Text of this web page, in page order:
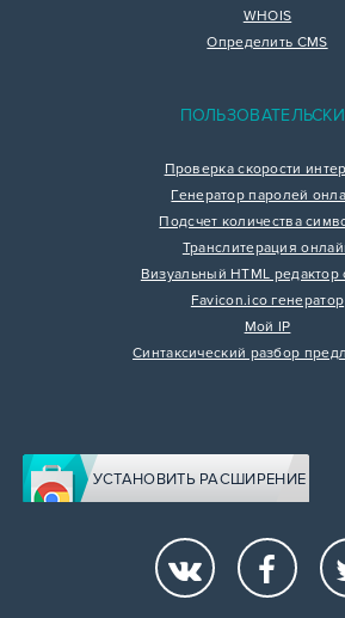
WHOIS
Определить CMS
Проверка скорости
Генератор паролей
Подсчет количества
Транслитерация
Визуальный HTML редактор
Favicon.ico генератор
Мой IP
Синтаксический разбор
УСТАНОВИТЬ РАСШИРЕНИЕ